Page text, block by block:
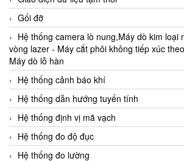
Gối đỡ
Hệ thống camera lò nung,Máy dò kim loại
vòng lazer - Máy cắt phôi không tiếp xúc
Máy dò lỗ hàn
Hệ thống cảnh báo khí
Hệ thống dẫn hướng tuyến tính
Hệ thống định vị mã vạch
Hệ thống đo độ đục
Hệ thống đo lường